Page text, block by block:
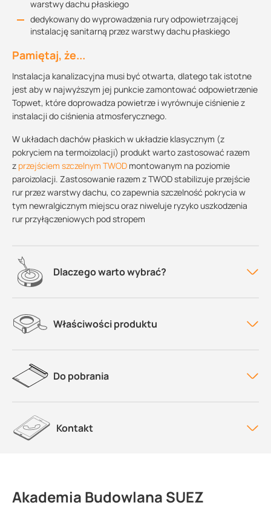
warstwy dachu płaskiego
dedykowany do wyprowadzenia rury odpowietrzającej
instalację sanitarną przez warstwy dachu płaskiego
Pamiętaj, że...
Instalacja kanalizacyjna musi być otwarta, dlatego tak istotne
jest aby w najwyższym jej punkcie zamontować odpowietrzenie
Topwet, które doprowadza powietrze i wyrównuje ciśnienie z
instalacji do ciśnienia atmosferycznego.
W układach dachów płaskich w układzie klasycznym (z
pokryciem na termoizolacji) produkt warto zastosować razem
z przejściem szczelnym TWOD montowanym na poziomie
paroizolacji. Zastosowanie razem z TWOD stabilizuje przejście
rur przez warstwy dachu, co zapewnia szczelność pokrycia w
tym newralgicznym miejscu oraz niweluje ryzyko uszkodzenia
rur przyłączeniowych pod stropem
Dlaczego warto wybrać?
Właściwości produktu
Do pobrania
Kontakt
Akademia Budowlana SUEZ